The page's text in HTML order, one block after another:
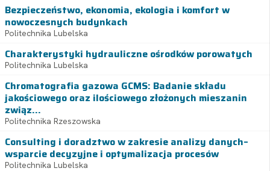
Bezpieczeństwo, ekonomia, ekologia i komfort w
nowoczesnych budynkach
Politechnika Lubelska
Charakterystyki hydrauliczne ośrodków porowatych
Politechnika Lubelska
Chromatografia gazowa GCMS: Badanie składu
jakościowego oraz ilościowego złożonych mieszanin
związ...
Politechnika Rzeszowska
Consulting i doradztwo w zakresie analizy danych–
wsparcie decyzyjne i optymalizacja procesów
Politechnika Lubelska